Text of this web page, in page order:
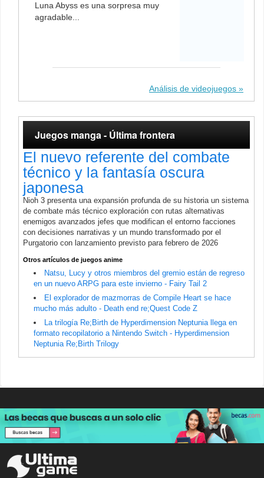
Luna Abyss es una sorpresa muy
agradable...
Análisis de videojuegos
Juegos manga - Última frontera
El nuevo referente del combate
técnico y la fantasía oscura
japonesa
Nioh 3 presenta una expansión profunda de su historia un sistema
de combate más técnico exploración con rutas alternativas
enemigos avanzados jefes que modifican el entorno facciones
con decisiones narrativas y un mundo transformado por el
Purgatorio con lanzamiento previsto para febrero de 2026
Otros artículos de juegos anime
Natsu, Lucy y otros miembros del gremio están de regreso
en un nuevo ARPG para este invierno - Fairy Tail 2
El explorador de mazmorras de Compile Heart se hace
mucho más adulto - Death end re;Quest Code Z
La trilogía Re;Birth de Hyperdimension Neptunia llega en
formato recopilatorio a Nintendo Switch - Hyperdimension
Neptunia Re;Birth Trilogy